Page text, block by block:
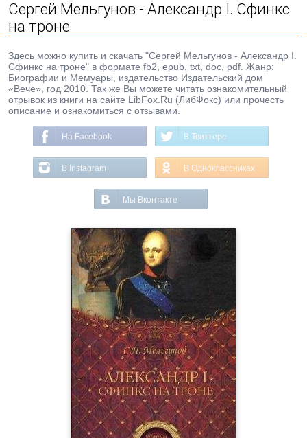
Сергей Мельгунов - Александр I. Сфинкс
на троне
Здесь можно купить и скачать "Сергей Мельгунов - Александр I.
Сфинкс на троне" в формате fb2, epub, txt, doc, pdf. Жанр:
Биографии и Мемуары, издательство Издательский дом
«Вече», год 2010. Так же Вы можете читать ознакомительный
отрывок из книги на сайте LibFox.Ru (ЛибФокс) или прочесть
описание и ознакомиться с отзывами.
На Facebook В Твиттере
В Instagram В Одноклассниках
Мы Вконтакте